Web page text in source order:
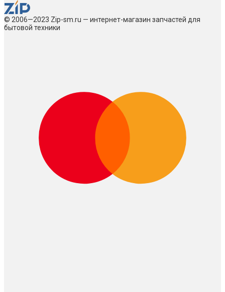
© 2006—2023 Zip-sm.ru — интернет-магазин запчастей для
бытовой техники